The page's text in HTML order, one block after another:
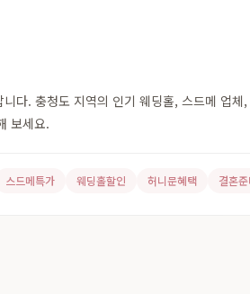
다. 충청도 지역의 인기 웨딩홀, 스드메 업
보세요.
스드메특가 웨딩홀할인 허니문혜택 결혼준